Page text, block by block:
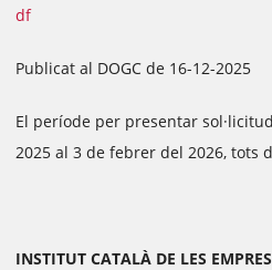
df
Publicat al DOGC de 16-12-2025
El període per presentar
2025 al 3 de febrer del 2026, tots
INSTITUT CATALÀ DE LES